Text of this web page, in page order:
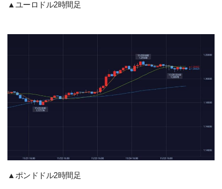
▲ユーロドル2時間足
▲ポンドドル2時間足